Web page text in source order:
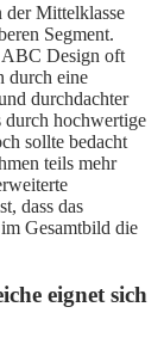
der Mittelklasse
Segment.
Design oft
durch eine
durchdachter
durch hochwertige
sollte bedacht
teils mehr
dass das
Gesamtbild die
eignet sich